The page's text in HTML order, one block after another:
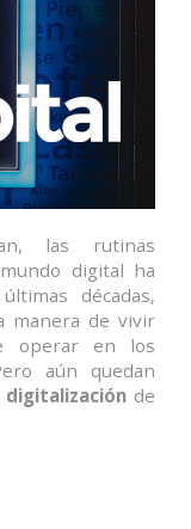
las rutinas
digital ha
décadas,
manera de vivir
operar en los
aún quedan
digitalización de